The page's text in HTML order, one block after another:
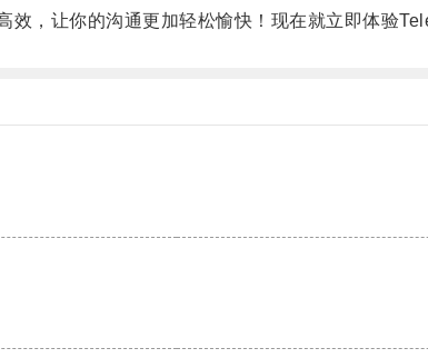
让你的沟通更加轻松愉快！现在就立即体验